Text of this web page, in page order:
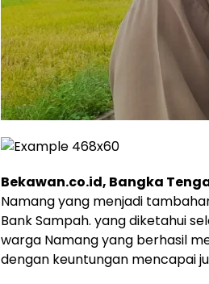
Bekawan.co.id, Bangka
Namang yang menjadi
Bank Sampah. yang diketahui
warga Namang yang berhasil
dengan keuntungan mencapai